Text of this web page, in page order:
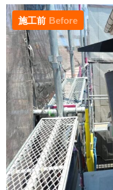
施工前 Before